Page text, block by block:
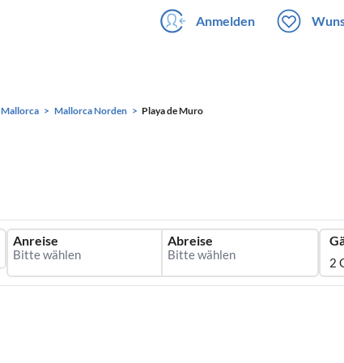
Anmelden
Mallorca Mallorca Norden Playa de Muro
Anreise Abreise
2